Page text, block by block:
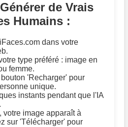
de Vrais
Humains :
dans votre
type préféré : image en
femme.
'Recharger' pour
unique.
instants pendant que l'IA
votre image apparaît à
sur 'Télécharger' pour